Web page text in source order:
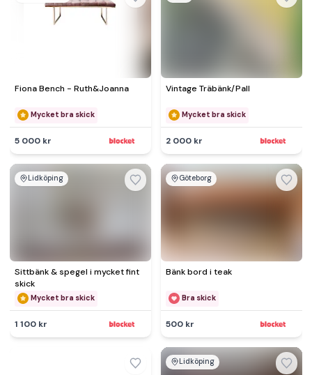
Fiona Bench - Ruth&Joanna
Mycket bra skick
5 000 kr
Vintage Träbänk/Pall
Mycket bra skick
2 000 kr
Lidköping
Sittbänk & spegel i mycket fint
skick
Mycket bra skick
1 100 kr
Göteborg
Bänk bord i teak
Bra skick
500 kr
Lidköping